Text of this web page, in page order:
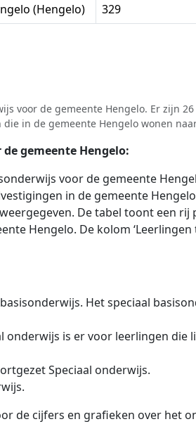
(Hengelo) 329
voor de gemeente Hengelo. Er zijn
in de gemeente Hengelo wonen
gemeente Hengelo:
voor de gemeente
in de gemeente
De tabel toont een rij
Hengelo. De kolom
Het speciaal
onderwijs is er voor leerlingen
Speciaal onderwijs.
de cijfers en grafieken over het